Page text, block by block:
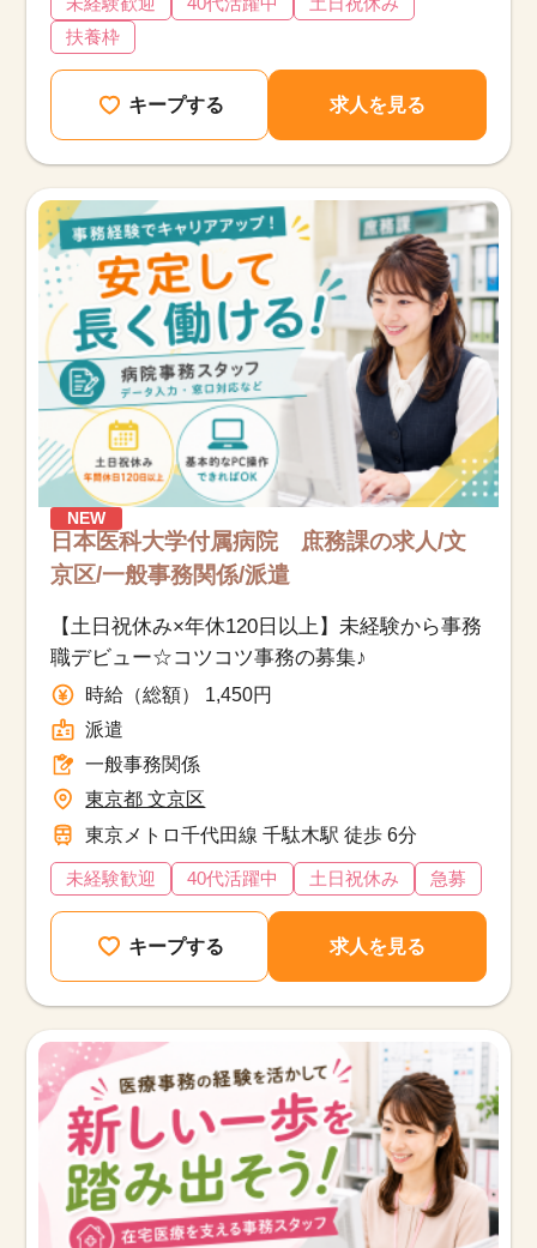
扶養枠
キープする 求人を見る
NEW
日本医科大学付属病院 庶務課の求人/文
京区/一般事務関係/派遣
【土日祝休み×年休120日以上】未経験から事務
職デビュー☆コツコツ事務の募集♪
時給（総額） 1,450円
派遣
一般事務関係
東京都 文京区
東京メトロ千代田線 千駄木駅 徒歩 6分
未経験歓迎 40代活躍中 土日祝休み 急募
キープする 求人を見る
該当件数
17,050 件
他の条件を選択